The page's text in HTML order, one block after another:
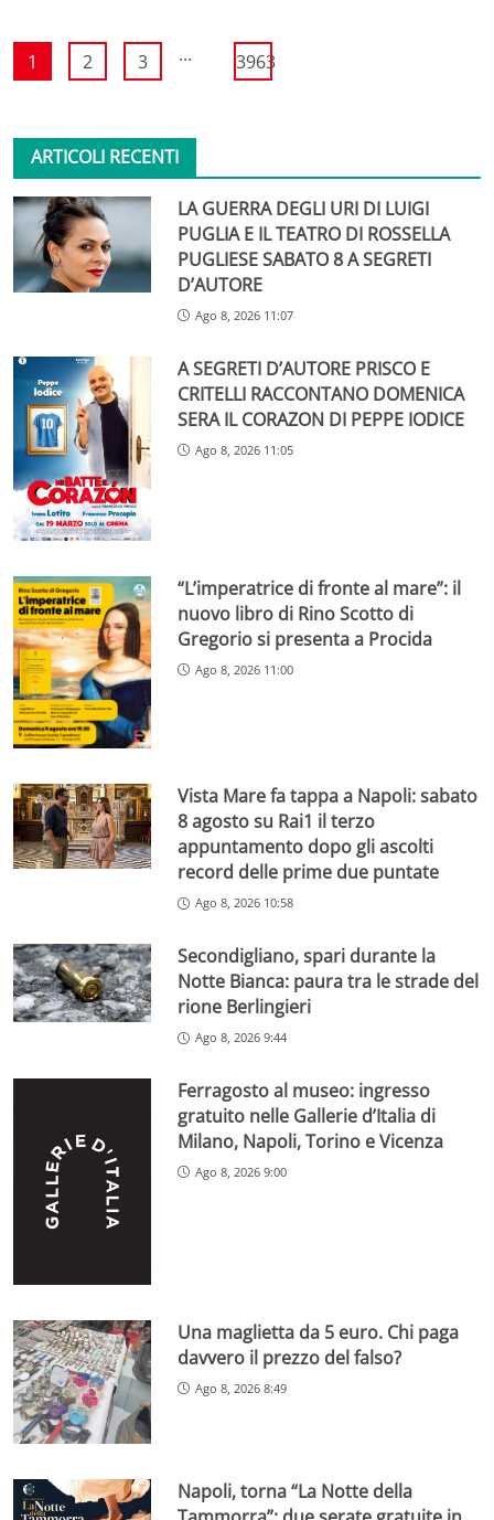
1 2 3 ... 3963
ARTICOLI RECENTI
LA GUERRA DEGLI URI DI LUIGI
PUGLIA E IL TEATRO DI ROSSELLA
PUGLIESE SABATO 8 A SEGRETI
D’AUTORE
Ago 8, 2026 11:07
A SEGRETI D’AUTORE PRISCO E
CRITELLI RACCONTANO DOMENICA
SERA IL CORAZON DI PEPPE IODICE
Ago 8, 2026 11:05
“L’imperatrice di fronte al mare”: il
nuovo libro di Rino Scotto di
Gregorio si presenta a Procida
Ago 8, 2026 11:00
Vista Mare fa tappa a Napoli: sabato
8 agosto su Rai1 il terzo
appuntamento dopo gli ascolti
record delle prime due puntate
Ago 8, 2026 10:58
Secondigliano, spari durante la
Notte Bianca: paura tra le strade del
rione Berlingieri
Ago 8, 2026 9:44
Ferragosto al museo: ingresso
gratuito nelle Gallerie d’Italia di
Milano, Napoli, Torino e Vicenza
Ago 8, 2026 9:00
Una maglietta da 5 euro. Chi paga
davvero il prezzo del falso?
Ago 8, 2026 8:49
Napoli, torna “La Notte della